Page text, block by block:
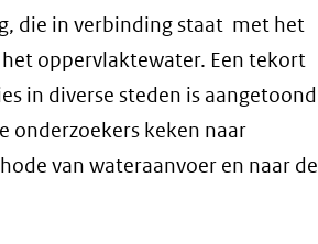
die in verbinding staat met het
oppervlaktewater. Een tekort
in diverse steden is aangetoond
onderzoekers keken naar
van wateraanvoer en naar de